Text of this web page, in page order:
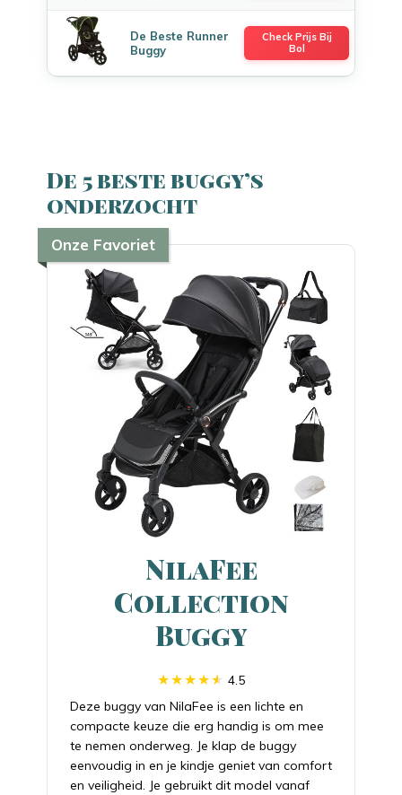
De Beste Runner
Buggy
Check Prijs Bij
Bol
De 5 beste buggy’s
onderzocht
Onze Favoriet
NilaFee
Collection
Buggy
4.5
Deze buggy van NilaFee is een lichte en
compacte keuze die erg handig is om mee
te nemen onderweg. Je klap de buggy
eenvoudig in en je kindje geniet van comfort
en veiligheid. Je gebruikt dit model vanaf